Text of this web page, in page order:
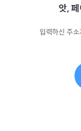
앗,
입력하신 주